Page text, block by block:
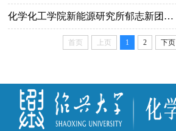
化学化工学院新能源研究所郁志新团队在《Journal of Materials Chemistry A》, 《Energy & Fuels》等权威期刊发表系列论文
首页 上页 1 2 下页